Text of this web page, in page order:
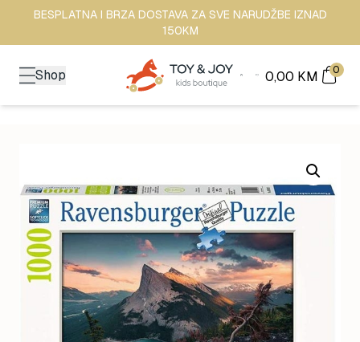
BESPLATNA I BRZA DOSTAVA ZA SVE NARUDŽBE IZNAD
150KM
Shop 0,00 KM 0